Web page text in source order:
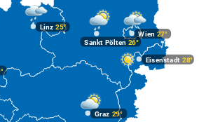
Graz 29°
Linz 25°
Wien 27°
Eisenstadt 28°
Sankt Pölten 26°